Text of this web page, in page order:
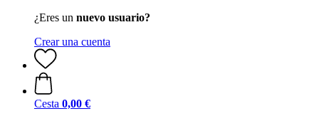
¿Eres un nuevo usuario?
Crear una cuenta
Cesta 0,00 €